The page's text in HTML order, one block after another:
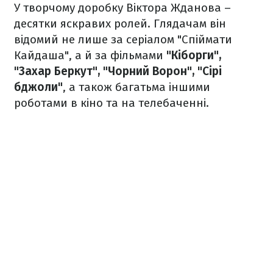
У творчому доробку Віктора Жданова –
десятки яскравих ролей. Глядачам він
відомий не лише за серіалом "Спіймати
Кайдаша", а й за фільмами "Кіборги",
"Захар Беркут", "Чорний Ворон", "Сірі
бджоли", а також багатьма іншими
роботами в кіно та на телебаченні.